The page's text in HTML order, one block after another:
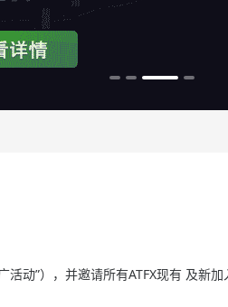
活动”），并邀请所有ATFX现有 及